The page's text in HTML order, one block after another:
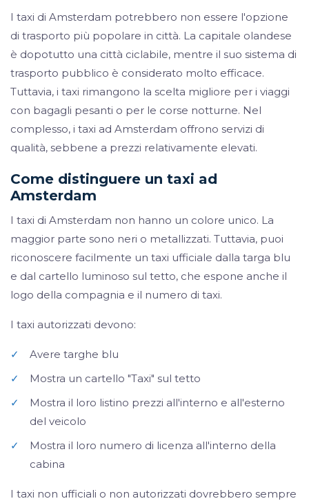
I taxi di Amsterdam potrebbero non essere l'opzione
di trasporto più popolare in città. La capitale olandese
è dopotutto una città ciclabile, mentre il suo sistema di
trasporto pubblico è considerato molto efficace.
Tuttavia, i taxi rimangono la scelta migliore per i viaggi
con bagagli pesanti o per le corse notturne. Nel
complesso, i taxi ad Amsterdam offrono servizi di
qualità, sebbene a prezzi relativamente elevati.
Come distinguere un taxi ad
Amsterdam
I taxi di Amsterdam non hanno un colore unico. La
maggior parte sono neri o metallizzati. Tuttavia, puoi
riconoscere facilmente un taxi ufficiale dalla targa blu
e dal cartello luminoso sul tetto, che espone anche il
logo della compagnia e il numero di taxi.
I taxi autorizzati devono:
✓
Avere targhe blu
✓
Mostra un cartello "Taxi" sul tetto
✓
Mostra il loro listino prezzi all'interno e all'esterno
del veicolo
✓
Mostra il loro numero di licenza all'interno della
cabina
I taxi non ufficiali o non autorizzati dovrebbero sempre